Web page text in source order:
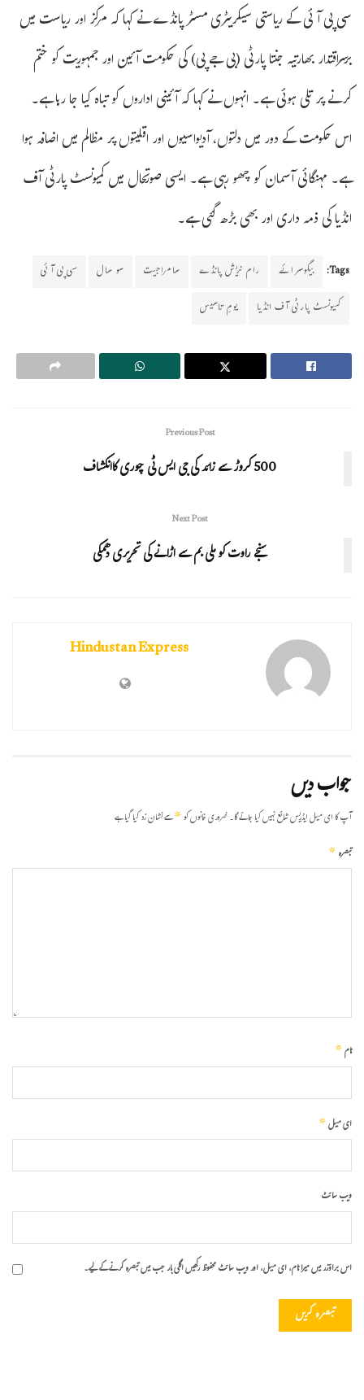
سی پی آئی کے ریاستی سیکریٹری مسٹر پانڈے نے کہا کہ مرکز اور ریاست میں
برسراقتدار بھارتیہ جنتا پارٹی (بی جے پی) کی حکومت آئین اور جمہوریت کو ختم
کرنے پر تلی ہوئی ہے۔ انہوں نے کہا کہ آئینی اداروں کو تباہ کیا جا رہا ہے۔
اس حکومت کے دور میں دلتوں، آدیواسیوں اور اقلیتوں پر مظالم میں اضافہ ہوا
ہے۔ مہنگائی آسمان کو چھو رہی ہے۔ ایسی صورتحال میں کمیونسٹ پارٹی آف
انڈیا کی ذمہ داری اور بھی بڑھ گئی ہے۔
Tags: بیگوسرائے رام نریش پانڈے سامراجیت سو سال
سی پی آئی
کمیونسٹ پارٹی آف انڈیا
یومِ تاسیس
Previous Post
500 کروڑ سے زائد کی جی ایس ٹی چوری کاانکشاف
Next Post
سنجے راوت کو ملی بم سے اڑانے کی تحریری دھمکی
Hindustan Express
جواب دیں
آپ کا ای میل ایڈریس شائع نہیں کیا جائے گا۔ضروری خانوں کو*سے نشان زد کیا گیا ہے
تبصرہ*
نام*
ای میل*
ویب‌ سائٹ
اس براؤزر میں میرا نام، ای میل، اور ویب سائٹ محفوظ رکھیں اگلی بار جب میں تبصرہ کرنے کےلیے۔